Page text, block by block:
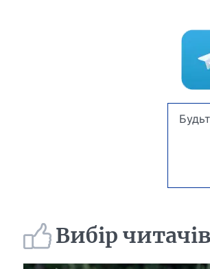
Вибір